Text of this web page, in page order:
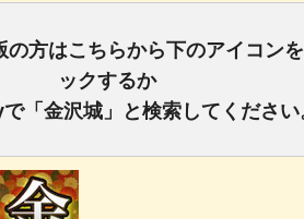
の方はこちらから下のアイコン
ックするか
「金沢城」と検索してください